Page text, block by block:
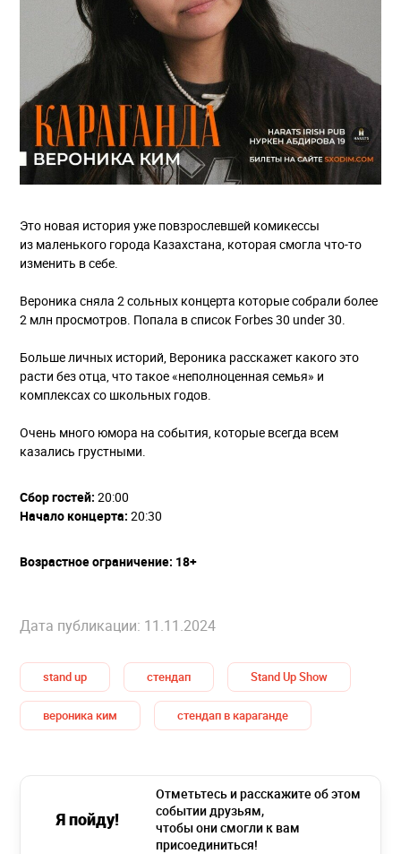
Это новая история уже повзрослевшей комикессы
из маленького города Казахстана, которая смогла что-то
изменить в себе.
Вероника сняла 2 сольных концерта которые собрали более
2 млн просмотров. Попала в список Forbes 30 under 30.
Больше личных историй, Вероника расскажет какого это
расти без отца, что такое «неполноценная семья» и
комплексах со школьных годов.
Очень много юмора на события, которые всегда всем
казались грустными.
Сбор гостей: 20:00
Начало концерта: 20:30
Возрастное ограничение: 18+
Дата публикации: 11.11.2024
stand up стендап Stand Up Show
вероника ким стендап в караганде
Я пойду!
Отметьтесь и расскажите об этом
событии друзьям,
чтобы они смогли к вам
присоединиться!